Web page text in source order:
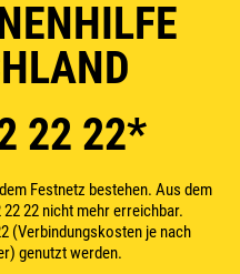
22 22*
Festnetz bestehen. Aus dem
22 nicht mehr erreichbar.
(Verbindungskosten je nach
genutzt werden.